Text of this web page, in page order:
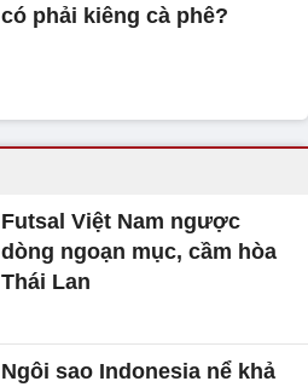
có phải kiêng cà phê?
Futsal Việt Nam ngược
dòng ngoạn mục, cầm hòa
Thái Lan
Ngôi sao Indonesia nể khả